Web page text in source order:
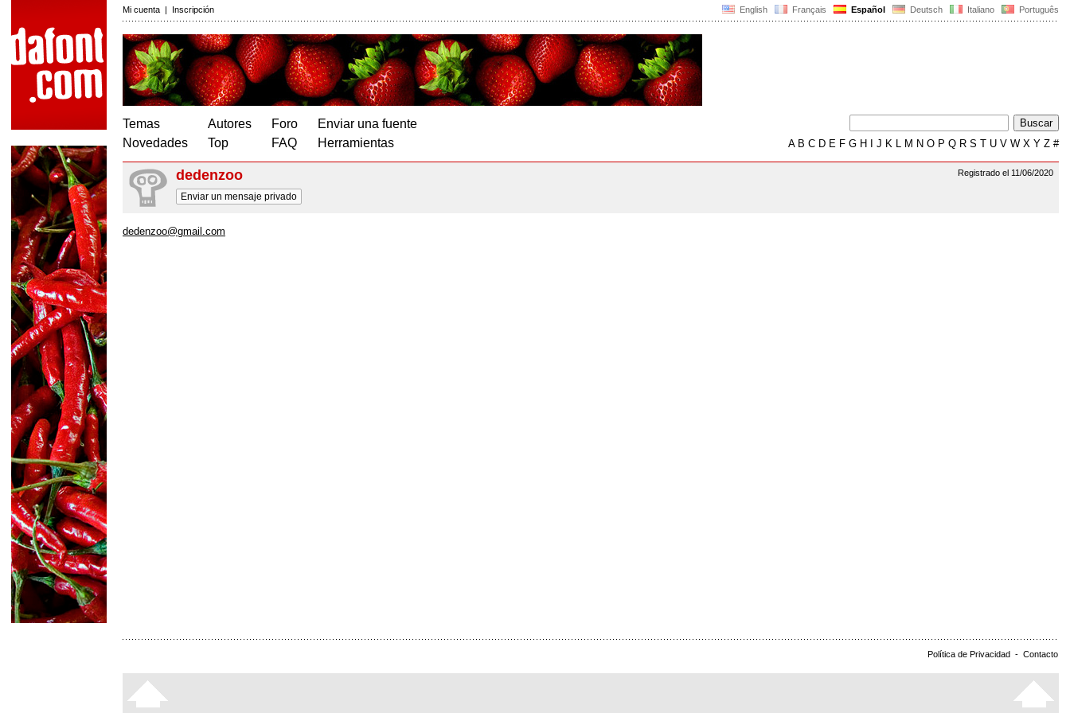
English Français Español Deutsch Italiano Português
Mi cuenta | Inscripción
Temas
Novedades
Autores
Top
Foro
FAQ
Enviar una fuente
Herramientas
AB C D E F G H J K L M N O P Q R S T U V W X Y Z #
Registrado el 11/06/2020
dedenzoo
Enviar un mensaje privado
dedenzoo@gmail.com
Política de Privacidad - Contacto